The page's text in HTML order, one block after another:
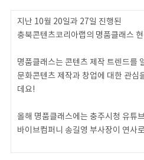
지난 10월 20일과 27일 진행된
충북콘텐츠코리아랩의 명품클래스
명품클래스는 콘텐츠 제작 트렌드를
문화콘텐츠 제작과 창업에 대한 관심
데요!
올해 명품클래스에는 충주시청 유튜
바이브컴퍼니 송길영 부사장이 연사